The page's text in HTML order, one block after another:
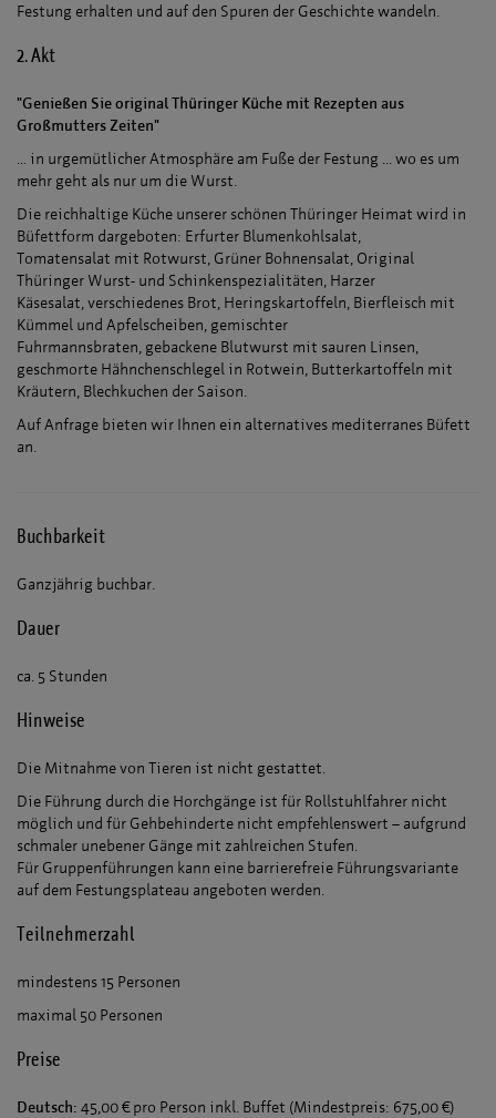
Festung erhalten und auf den Spuren der Geschichte wandeln.
2. Akt
"Genießen Sie original Thüringer Küche mit Rezepten aus
Großmutters Zeiten"
… in urgemütlicher Atmosphäre am Fuße der Festung ... wo es um
mehr geht als nur um die Wurst.
Die reichhaltige Küche unserer schönen Thüringer Heimat wird in
Büfettform dargeboten: Erfurter Blumenkohlsalat,
Tomatensalat mit Rotwurst, Grüner Bohnensalat, Original
Thüringer Wurst- und Schinkenspezialitäten, Harzer
Käsesalat, verschiedenes Brot, Heringskartoffeln, Bierfleisch mit
Kümmel und Apfelscheiben, gemischter
Fuhrmannsbraten, gebackene Blutwurst mit sauren Linsen,
geschmorte Hähnchenschlegel in Rotwein, Butterkartoffeln mit
Kräutern, Blechkuchen der Saison.
Auf Anfrage bieten wir Ihnen ein alternatives mediterranes Büfett
an.
Buchbarkeit
Ganzjährig buchbar.
Dauer
ca. 5 Stunden
Hinweise
Die Mitnahme von Tieren ist nicht gestattet.
Die Führung durch die Horchgänge ist für Rollstuhlfahrer nicht
möglich und für Gehbehinderte nicht empfehlenswert – aufgrund
schmaler unebener Gänge mit zahlreichen Stufen.
Für Gruppenführungen kann eine barrierefreie Führungsvariante
auf dem Festungsplateau angeboten werden.
Teilnehmerzahl
mindestens 15 Personen
maximal 50 Personen
Preise
Deutsch: 45,00 € pro Person inkl. Buffet (Mindestpreis: 675,00 €)